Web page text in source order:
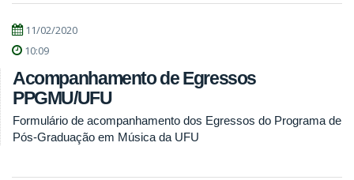
11/02/2020
10:09
Acompanhamento de Egressos
PPGMU/UFU
Formulário de acompanhamento dos Egressos do Programa de
Pós-Graduação em Música da UFU